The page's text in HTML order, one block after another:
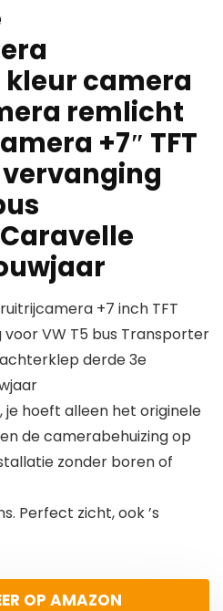
camera
remlicht
+7″ TFT
vervanging
+7 inch TFT
VW T5 bus Transporter
derde 3e
je hoeft alleen het originele
de camerabehuizing op
zonder boren of
Perfect zicht, ook ’s
OP AMAZON